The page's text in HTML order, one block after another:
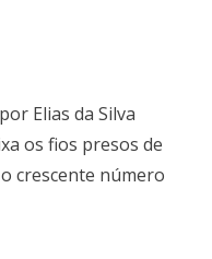
Elias da Silva
os fios presos de
crescente número